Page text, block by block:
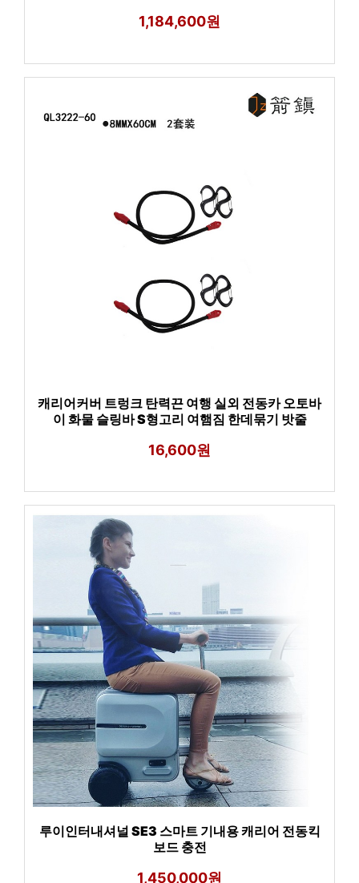
1,184,600원
캐리어커버 트렁크 탄력끈 여행 실외 전동카 오토바
이 화물 슬링바 S형고리 여햄짐 한데묶기 밧줄
16,600원
루이인터내셔널 SE3 스마트 기내용 캐리어 전동킥
보드 충전
1,450,000원